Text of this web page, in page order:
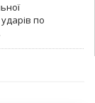
по